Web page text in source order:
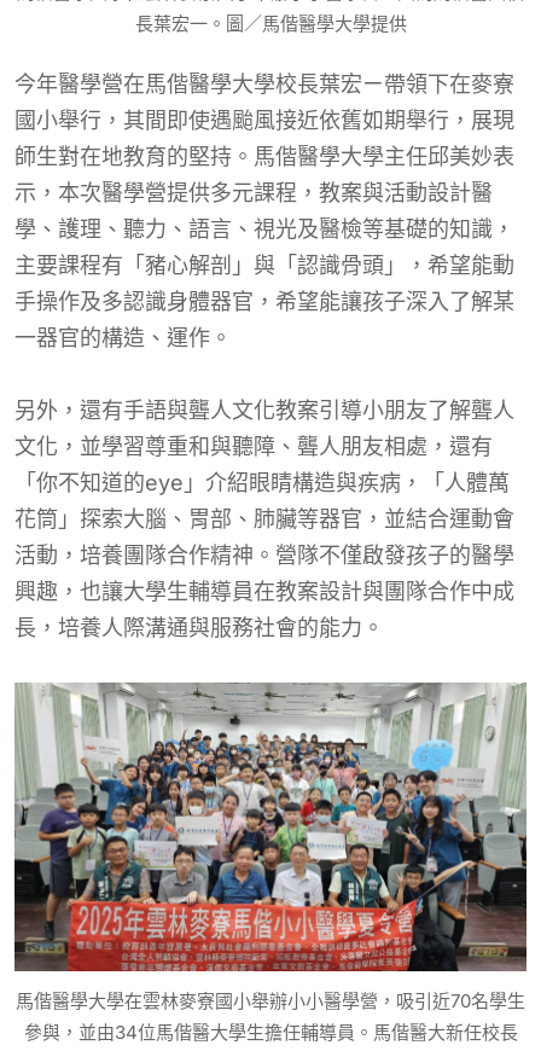
長葉宏一。圖／馬偕醫學大學提供
今年醫學營在馬偕醫學大學校長葉宏ㄧ帶領下在麥寮
國小舉行，其間即使遇颱風接近依舊如期舉行，展現
師生對在地教育的堅持。馬偕醫學大學主任邱美妙表
示，本次醫學營提供多元課程，教案與活動設計醫
學、護理、聽力、語言、視光及醫檢等基礎的知識，
主要課程有「豬心解剖」與「認識骨頭」，希望能動
手操作及多認識身體器官，希望能讓孩子深入了解某
一器官的構造、運作。
另外，還有手語與聾人文化教案引導小朋友了解聾人
文化，並學習尊重和與聽障、聾人朋友相處，還有
「你不知道的eye」介紹眼睛構造與疾病，「人體萬
花筒」探索大腦、胃部、肺臟等器官，並結合運動會
活動，培養團隊合作精神。營隊不僅啟發孩子的醫學
興趣，也讓大學生輔導員在教案設計與團隊合作中成
長，培養人際溝通與服務社會的能力。
馬偕醫學大學在雲林麥寮國小舉辦小小醫學營，吸引近70名學生
參與，並由34位馬偕醫大學生擔任輔導員。馬偕醫大新任校長